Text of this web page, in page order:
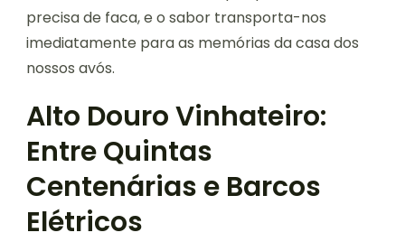
precisa de faca, e o sabor transporta-nos
imediatamente para as memórias da casa dos
nossos avós.
Alto Douro Vinhateiro:
Entre Quintas
Centenárias e Barcos
Elétricos